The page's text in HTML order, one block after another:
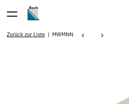
Zurück zur Liste MWMNN